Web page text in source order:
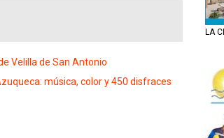
Velilla de San Antonio
música, color y 450 disfraces
LA